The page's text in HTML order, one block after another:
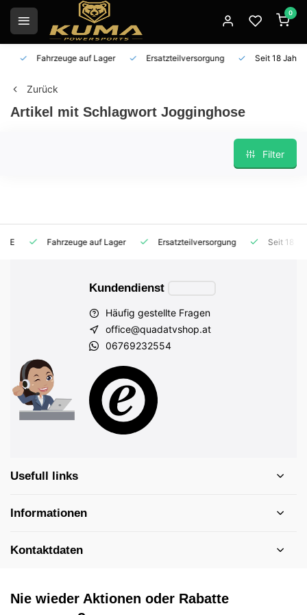
0
Fahrzeuge auf Lager Ersatzteilversorgung Seit 18 Jahren
Zurück
Artikel mit Schlagwort Jogginghose
Filter
Fahrzeuge auf Lager Ersatzteilversorgung Seit 18
Kundendienst
Häufig gestellte Fragen
office@quadatvshop.at
06769232554
Usefull links
Informationen
Kontaktdaten
Nie wieder Aktionen oder Rabatte